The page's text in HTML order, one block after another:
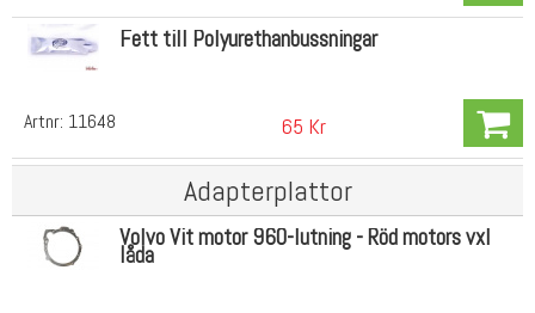
Artnr: 11648
Fett till Polyurethanbussningar
65 Kr
Adapterplattor
Volvo Vit motor 960-lutning - Röd motors vxl
låda